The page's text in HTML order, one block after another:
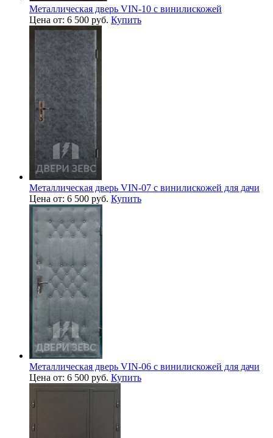
Металлическая дверь VIN-10 с винилискожей
Цена от: 6 500 руб. Купить
Металлическая дверь VIN-07 с винилискожей для дачи
Цена от: 6 500 руб. Купить
Металлическая дверь VIN-06 с винилискожей для дачи
Цена от: 6 500 руб. Купить